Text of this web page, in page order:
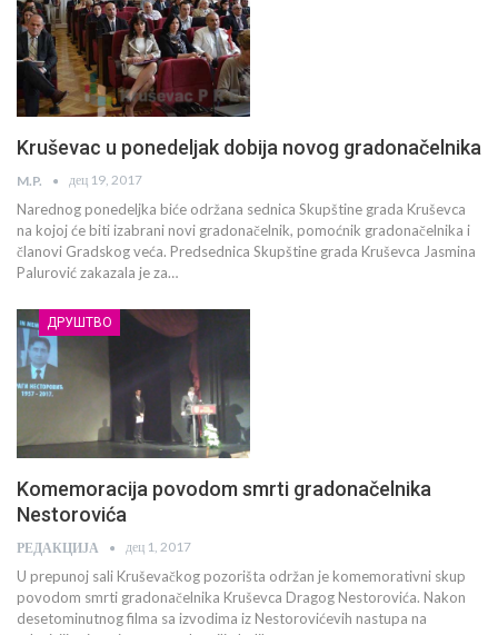
Kruševac u ponedeljak dobija novog gradonačelnika
M.P. дец 19, 2017
Narednog ponedeljka biće održana sednica Skupštine grada Kruševca
na kojoj će biti izabrani novi gradonačelnik, pomoćnik gradonačelnika i
članovi Gradskog veća. Predsednica Skupštine grada Kruševca Jasmina
Palurović zakazala je za…
ДРУШТВО
Komemoracija povodom smrti gradonačelnika
Nestorovića
РЕДАКЦИЈА дец 1, 2017
U prepunoj sali Kruševačkog pozorišta održan je komemorativni skup
povodom smrti gradonačelnika Kruševca Dragog Nestorovića. Nakon
desetominutnog filma sa izvodima iz Nestorovićevih nastupa na